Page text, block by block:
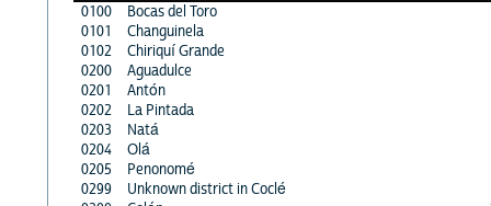
0100
Bocas del Toro
0101
Changuinela
0102
Chiriquí Grande
0200
Aguadulce
0201
Antón
0202
La Pintada
0203
Natá
0204
Olá
0205
Penonomé
0299
Unknown district in Coclé